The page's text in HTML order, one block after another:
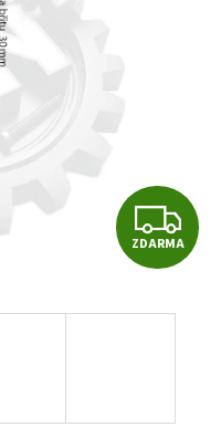
Z
D
ZDARMA